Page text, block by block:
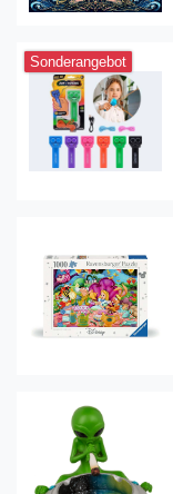
Sonderangebot